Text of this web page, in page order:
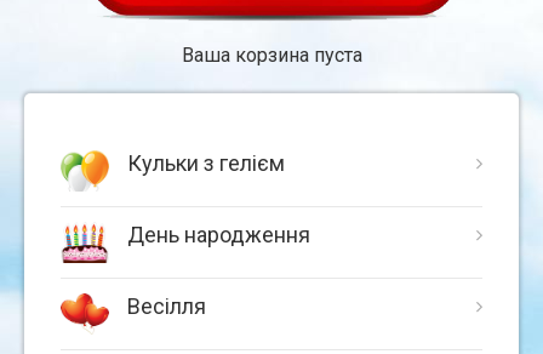
Ваша корзина пуста
Кульки з гелієм
День народження
Весілля